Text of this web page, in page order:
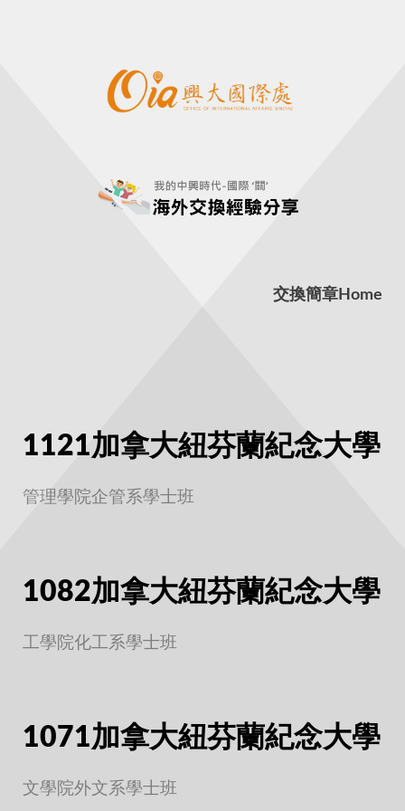
交換簡章 Home
1121加拿大紐芬蘭紀念大學
管理學院企管系學士班
1082加拿大紐芬蘭紀念大學
工學院化工系學士班
1071加拿大紐芬蘭紀念大學
文學院外文系學士班